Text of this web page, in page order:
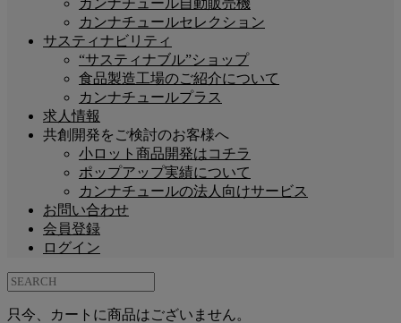
カンナチュール自動販売機
カンナチュールセレクション
サスティナビリティ
“サスティナブル”ショップ
食品製造工場のご紹介について
カンナチュールプラス
求人情報
共創開発をご検討のお客様へ
小ロット商品開発はコチラ
ポップアップ実績について
カンナチュールの法人向けサービス
お問い合わせ
会員登録
ログイン
只今、カートに商品はございません。